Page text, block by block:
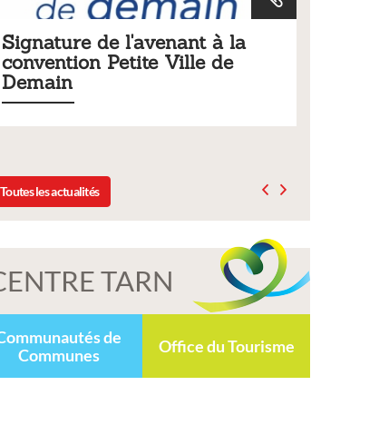
à la
de
Tarifs 2026 des services
municipaux
Toutes les actualités
TARN
de
Communes
Office du Tourisme